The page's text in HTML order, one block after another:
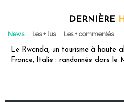
DERNIÈRE
News Les + lus Les + commentés
Le Rwanda, un tourisme à haute
France, Italie : randonnée dans le